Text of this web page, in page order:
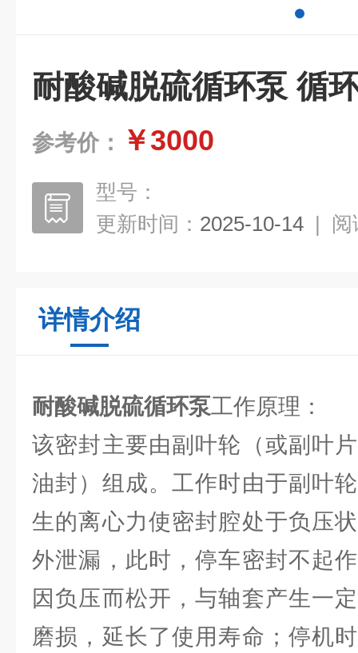
耐酸碱脱硫循环泵 循
参考价： ￥3000
型号：
更新时间： 2025-10-14 | 阅
详情介绍
耐酸碱脱硫循环泵工作原理：
该密封主要由副叶轮（或副叶
油封）组成。工作时由于副叶
生的离心力使密封腔处于负压
外泄漏，此时，停车密封不起
因负压而松开，与轴套产生一
磨损，延长了使用寿命；停机